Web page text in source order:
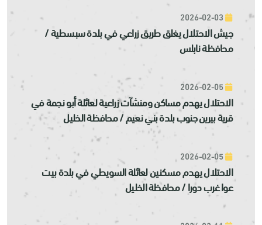
جيش الاحتلال يغلق طريق زراعي في بلدة سبسطية /
محافظة نابلس
الاحتلال يهدم مساكن ومنشآت زراعية لعائلة أبو نجمة في
قرية بيرين جنوب بلدة بني نعيم / محافظة الخليل
الاحتلال يهدم مسكنين لعائلة السويطي في بلدة بيت
عوا غرب دورا / محافظة الخليل